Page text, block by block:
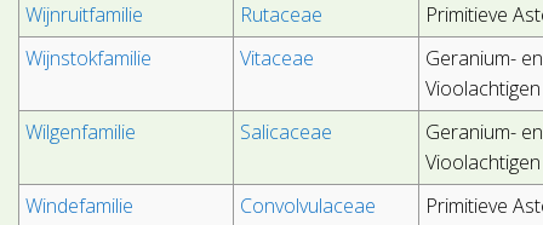
Wijnruitfamilie
Rutaceae
Primitieve
Wijnstokfamilie
Vitaceae
Geranium- en
Vioolachtigen
Wilgenfamilie
Salicaceae
Geranium- en
Vioolachtigen
Windefamilie
Convolvulaceae
Primitieve